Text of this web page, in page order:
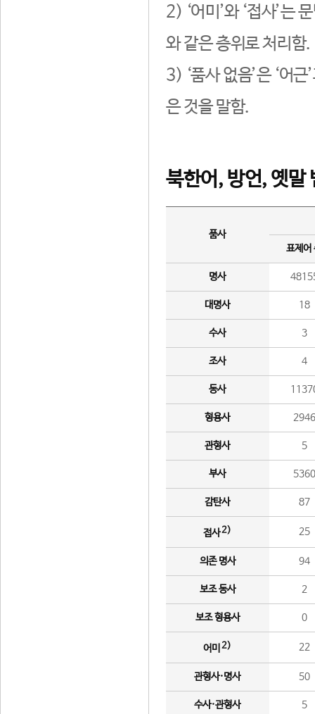
2) ‘어미’와 ‘접사’는
와 같은 층위로 처리함.
3) ‘품사 없음’은 ‘어
은 것을 말함.
북한어, 방언, 옛말
품사
표제어
명사
대명사 18
수사 3
조사 4
동사
형용사 2946
관형사 5
부사 5360
감탄사 87
접사2) 25
의존 명사 94
보조 동사 2
보조 형용사 0
어미 2) 22
관형사·명사 50
수사·관형사 5